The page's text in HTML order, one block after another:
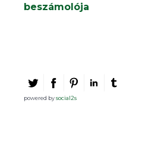
beszámolója
powered bysocial2s